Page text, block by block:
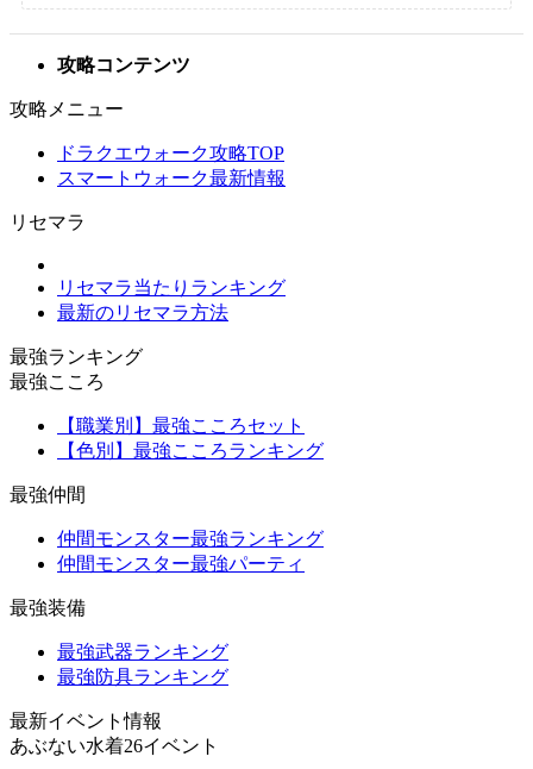
攻略コンテンツ
攻略メニュー
ドラクエウォーク攻略TOP
スマートウォーク最新情報
リセマラ
リセマラ当たりランキング
最新のリセマラ方法
最強ランキング
最強こころ
【職業別】最強こころセット
【色別】最強こころランキング
最強仲間
仲間モンスター最強ランキング
仲間モンスター最強パーティ
最強装備
最強武器ランキング
最強防具ランキング
最新イベント情報
あぶない水着26イベント